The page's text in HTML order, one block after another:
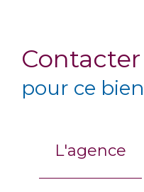
Contacter
pour ce bien
L'agence